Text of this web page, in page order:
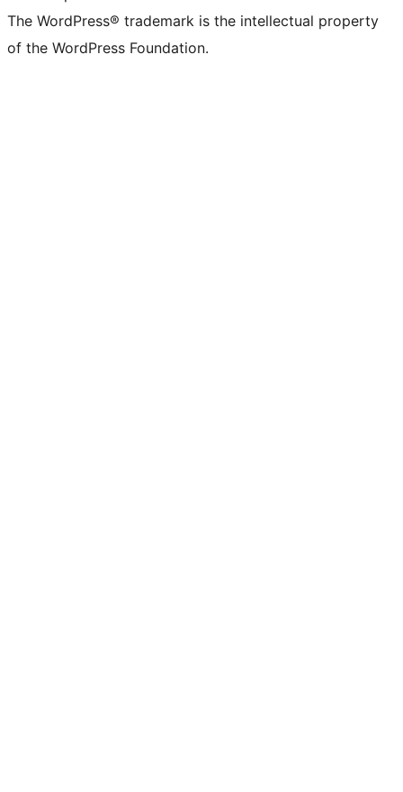
The WordPress® trademark is the intellectual property
of the WordPress Foundation.